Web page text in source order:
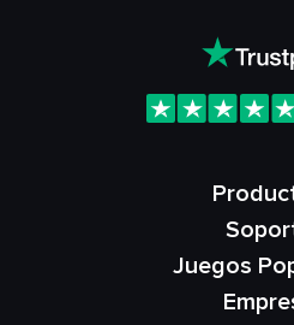
Juegos